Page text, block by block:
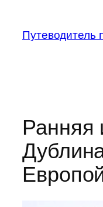
содержимому
Путеводитель
Ранняя